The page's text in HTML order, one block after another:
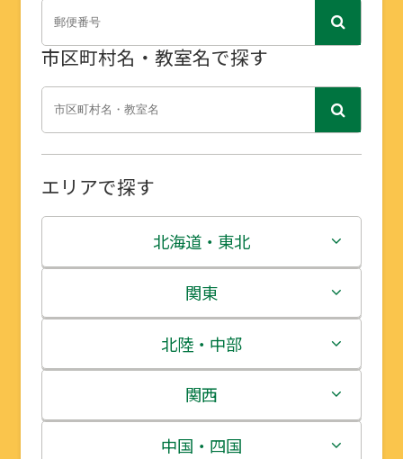
市区町村名・教室名で探す
エリアで探す
北海道・東北
北海道
青森県
岩手県
宮城県
関東
茨城県
栃木県
群馬県
北陸・中部
新潟県
富山県
関西
三重県
中国・四国